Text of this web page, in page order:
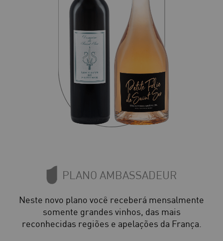
PLANO AMBASSADEUR
Neste novo plano você receberá mensalmente
somente grandes vinhos, das mais
reconhecidas regiões e apelações da França.